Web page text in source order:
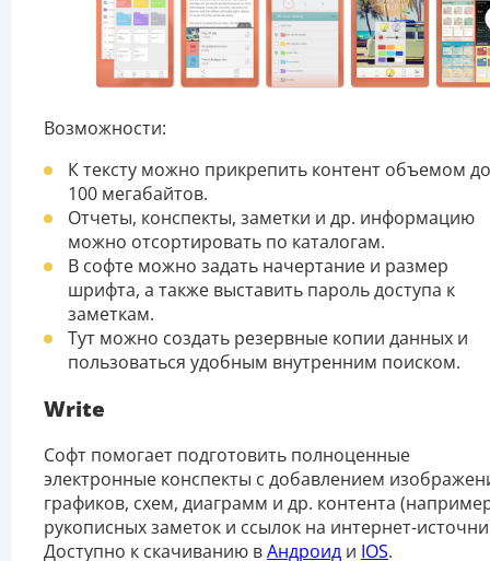
Возможности:
К тексту можно прикрепить контент объемом до
100 мегабайтов.
Отчеты, конспекты, заметки и др. информацию
можно отсортировать по каталогам.
В софте можно задать начертание и размер
шрифта, а также выставить пароль доступа к
заметкам.
Тут можно создать резервные копии данных и
пользоваться удобным внутренним поиском.
Write
Софт помогает подготовить полноценные
электронные конспекты с добавлением
графиков, схем, диаграмм и др. контента
рукописных заметок и ссылок на интернет-
Доступно к скачиванию вАндроид и IOS.